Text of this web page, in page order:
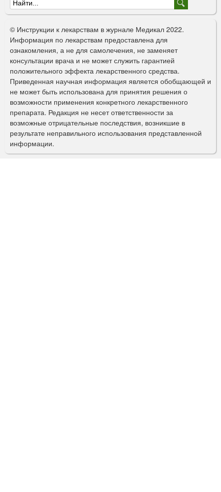
Ф
о
р
м
а
п
о
и
с
к
© Инструкции к лекарствам в журнале Медикал 2022.
Информация по лекарствам предоставлена для
ознакомления, а не для самолечения, не заменяет
консультации врача и не может служить гарантией
положительного эффекта лекарственного средства.
Приведенная научная информация является обобщающей и
не может быть использована для принятия решения о
возможности применения конкретного лекарственного
препарата. Редакция не несет ответственности за
возможные отрицательные последствия, возникшие в
результате неправильного использования представленной
информации.